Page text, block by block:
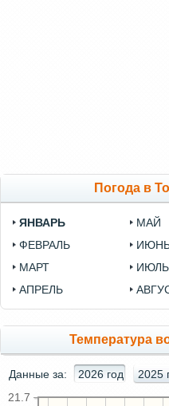
Погода в
ЯНВАРЬ
ФЕВРАЛЬ
МАРТ
АПРЕЛЬ
МАЙ
ИЮЛЬ
Температура
Данные за: 2026 год 2025
21.7